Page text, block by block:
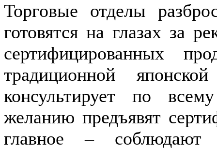
Торговые отделы
готовятся на глазах за
сертифицированных
традиционной
консультирует по
желанию предъявят
главное – соблюдают